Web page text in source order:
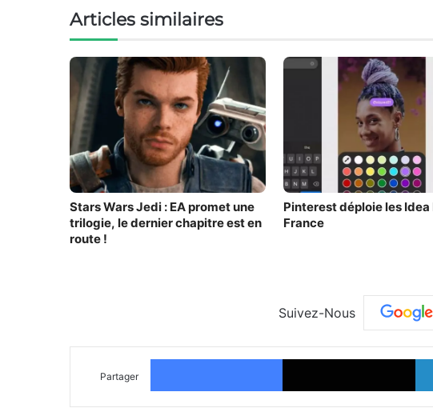
Articles similaires
Stars Wars Jedi : EA promet une
trilogie, le dernier chapitre est en
route !
Pinterest déploie les Idea
France
Suivez-Nous
Partager
Facebook X